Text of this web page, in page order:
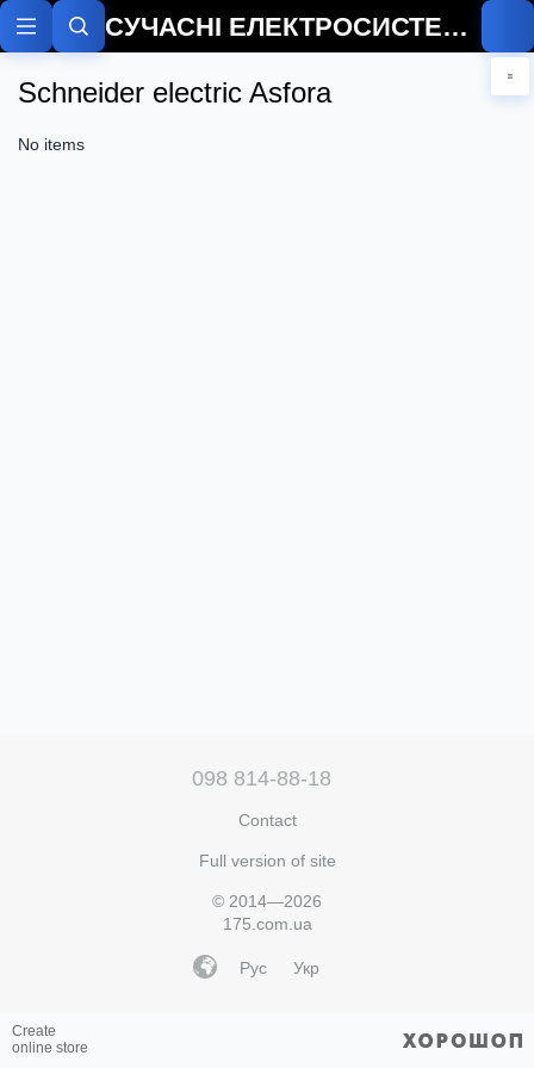
Schneider electric Asfora
No items
098 814-88-18
Contact
Full version of site
© 2014—2026
175.com.ua
Рус Укр
Create
online store
СУЧАСНІ ЕЛЕКТРОСИСТЕМИ